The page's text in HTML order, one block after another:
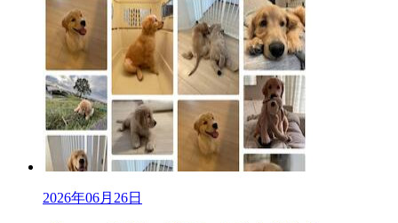
2026年06月26日